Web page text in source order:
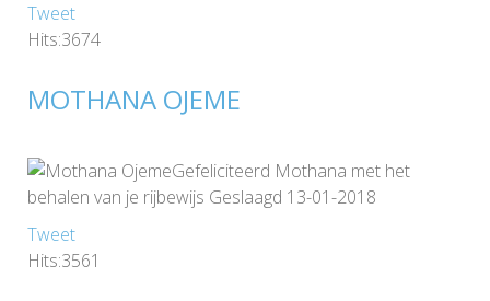
Tweet
Hits:3674
MOTHANA OJEME
Gefeliciteerd Mothana met het
behalen van je rijbewijs Geslaagd 13-01-2018
Tweet
Hits:3561